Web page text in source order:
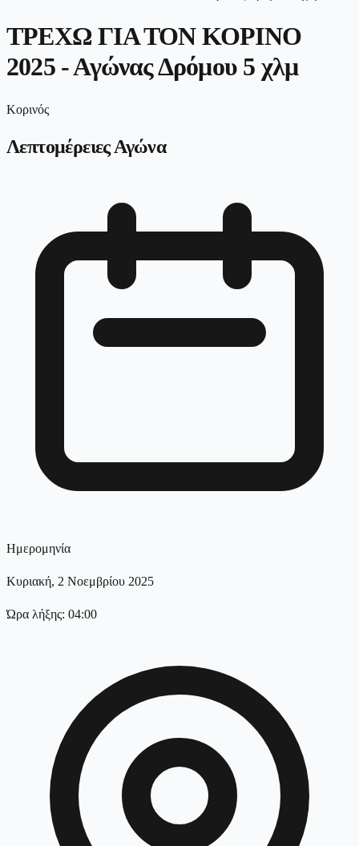
ΤΡΕΧΩ ΓΙΑ ΤΟΝ ΚΟΡΙΝΟ
2025 - Αγώνας Δρόμου 5 χλμ
Κορινός
Λεπτομέρειες Αγώνα
Ημερομηνία
Κυριακή, 2 Νοεμβρίου 2025
Ώρα λήξης: 04:00